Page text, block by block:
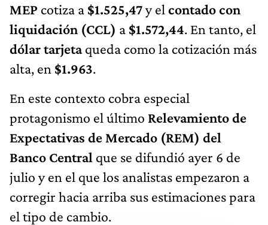
MEP cotiza a $1.525,47y el contado con
liquidación (CCL) a $1.572,44. En tanto, el
dólar tarjetaqueda como la cotización más
alta, en $1.963.
En este contexto cobra especial
protagonismo el último Relevamiento de
Expectativas de Mercado (REM) del
Banco Central que se difundió ayer 6 de
julio y en el que los analistas empezaron a
corregir hacia arriba sus estimaciones para
el tipo de cambio.